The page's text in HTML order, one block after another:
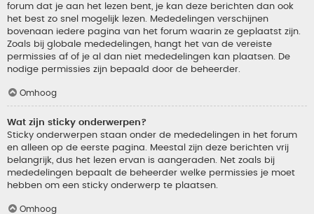
forum dat je aan het lezen bent, je kan deze berichten dan ook
het best zo snel mogelijk lezen. Mededelingen verschijnen
bovenaan iedere pagina van het forum waarin ze geplaatst zijn.
Zoals bij globale mededelingen, hangt het van de vereiste
permissies af of je al dan niet mededelingen kan plaatsen. De
nodige permissies zijn bepaald door de beheerder.
Omhoog
Wat zijn sticky onderwerpen?
Sticky onderwerpen staan onder de mededelingen in het forum
en alleen op de eerste pagina. Meestal zijn deze berichten vrij
belangrijk, dus het lezen ervan is aangeraden. Net zoals bij
mededelingen bepaalt de beheerder welke permissies je moet
hebben om een sticky onderwerp te plaatsen.
Omhoog